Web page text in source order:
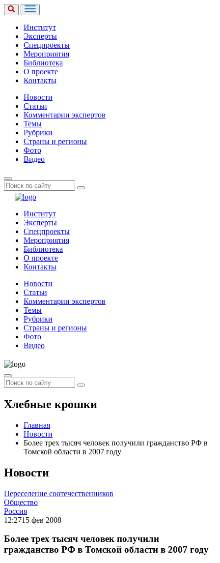
Институт
Эксперты
Спецпроекты
Мероприятия
Библиотека
О проекте
Контакты
Новости
Статьи
Комментарии экспертов
Темы
Рубрики
Страны и регионы
Фото
Видео
Институт
Эксперты
Спецпроекты
Мероприятия
Библиотека
О проекте
Контакты
Новости
Статьи
Комментарии экспертов
Темы
Рубрики
Страны и регионы
Фото
Видео
Хлебные крошки
Главная
Новости
Более трех тысяч человек получили гражданство РФ в
Томской области в 2007 году
Новости
Переселение соотечественников
Общество
Россия
12:2715 фев 2008
Более трех тысяч человек получили
гражданство РФ в Томской области в 2007 году